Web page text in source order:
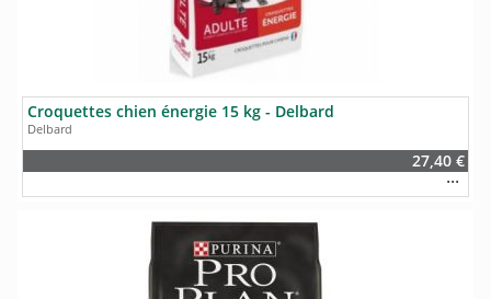
Croquettes chien énergie 15 kg - Delbard
Delbard
27,40 €